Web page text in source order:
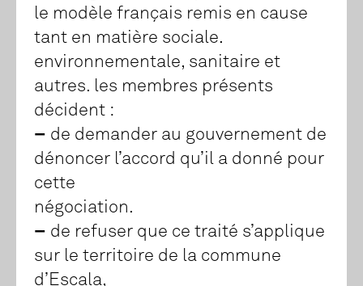
le modèle français remis en cause
tant en matière sociale.
environnementale, sanitaire et
autres. les membres présents
décident :
– de demander au gouvernement de
dénoncer l’accord qu’il a donné pour
cette
négociation.
– de refuser que ce traité s’applique
sur le territoire de la commune
d’Escala,